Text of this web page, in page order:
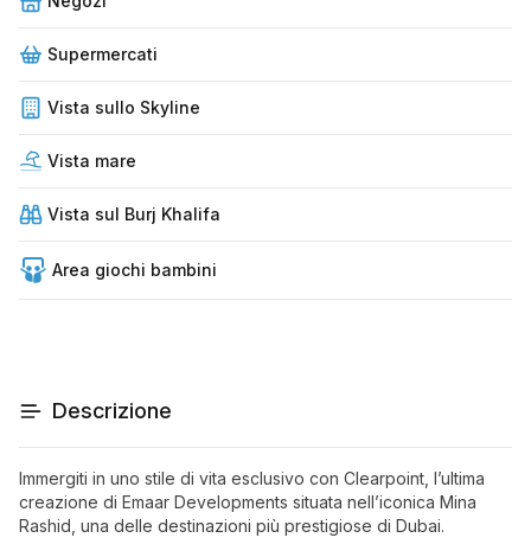
Supermercati
Vista sullo Skyline
Vista mare
Vista sul Burj Khalifa
Area giochi bambini
Descrizione
Immergiti in uno stile di vita esclusivo con Clearpoint, l’ultima
creazione di Emaar Developments situata nell’iconica Mina
Rashid, una delle destinazioni più prestigiose di Dubai.